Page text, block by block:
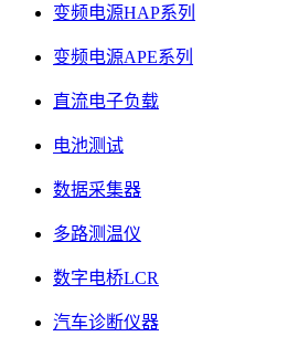
变频电源HAP系列
变频电源APE系列
直流电子负载
电池测试
数据采集器
多路测温仪
数字电桥LCR
汽车诊断仪器